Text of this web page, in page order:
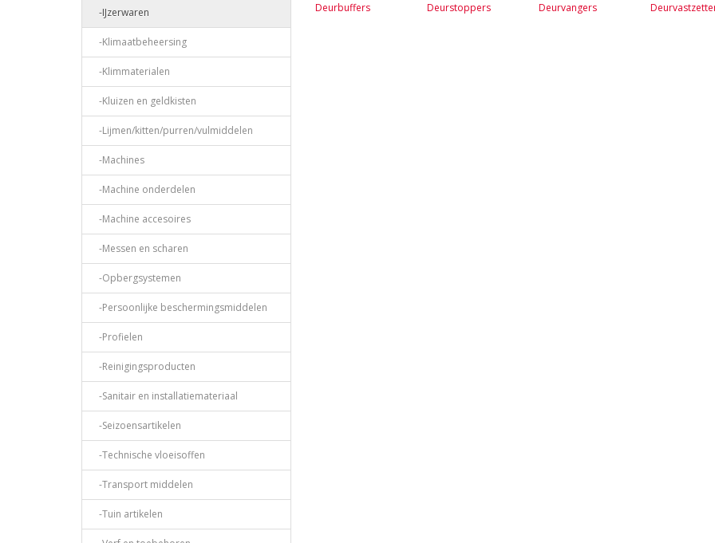
-IJzerwaren
-Klimaatbeheersing
-Klimmaterialen
-Kluizen en geldkisten
-Lijmen/kitten/purren/vulmiddelen
-Machines
-Machine onderdelen
-Machine accesoires
-Messen en scharen
-Opbergsystemen
-Persoonlijke beschermingsmiddelen
-Profielen
-Reinigingsproducten
-Sanitair en installatiemateriaal
-Seizoensartikelen
-Technische vloeisoffen
-Transport middelen
-Tuin artikelen
Deurbuffers Deurstoppers Deurvangers